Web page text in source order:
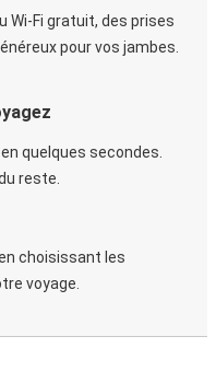
Wi-Fi gratuit, des prises
pour vos jambes.
quelques secondes.
reste.
choisissant les
voyage.